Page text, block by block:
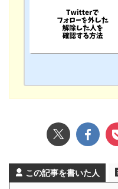
この記事を書いた人